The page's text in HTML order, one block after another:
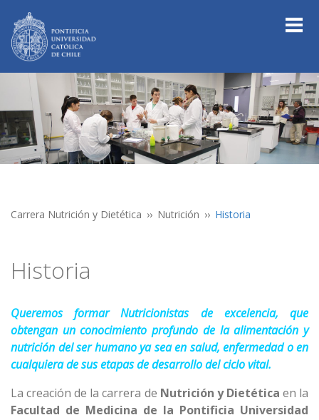
Carrera Nutrición y Dietética Nutrición Historia
Historia
Queremos formar Nutricionistas de excelencia, que
obtengan un conocimiento profundo de la alimentación y
nutrición del ser humano ya sea en salud, enfermedad o en
cualquiera de sus etapas de desarrollo del ciclo vital.
La creación de la carrera de Nutrición y Dietética en la
Facultad de Medicina de la Pontificia Universidad